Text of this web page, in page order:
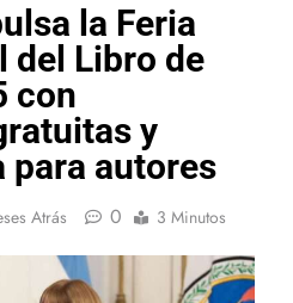
la Feria
del Libro de
con
y
para autores
Atrás 0 3 Minutos